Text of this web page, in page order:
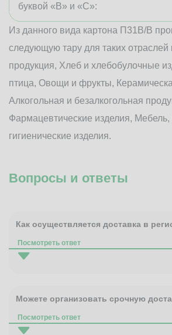
буквой «В» и «С»:
Из данного вида картона П31В/B
следующую тару для таких отраслей
продукция, Хлеб и хлебобулочные
птица, Овощи и фрукты,
Алкогольная и безалкогольная
Фармацевтические изделия,
гигиенические изделия.
Вопросы и ответы
Как осуществляется доставка в
Посмотреть ответ
Можете организовать срочную
Посмотреть ответ